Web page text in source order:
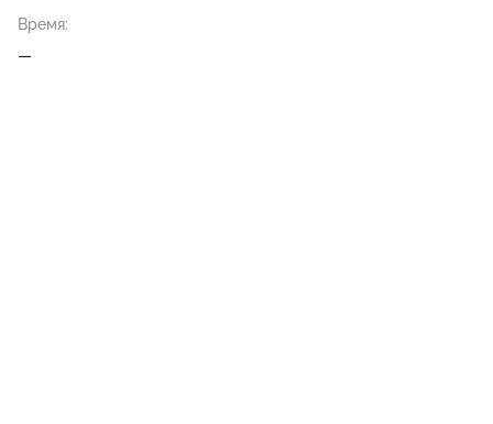
Время:
—